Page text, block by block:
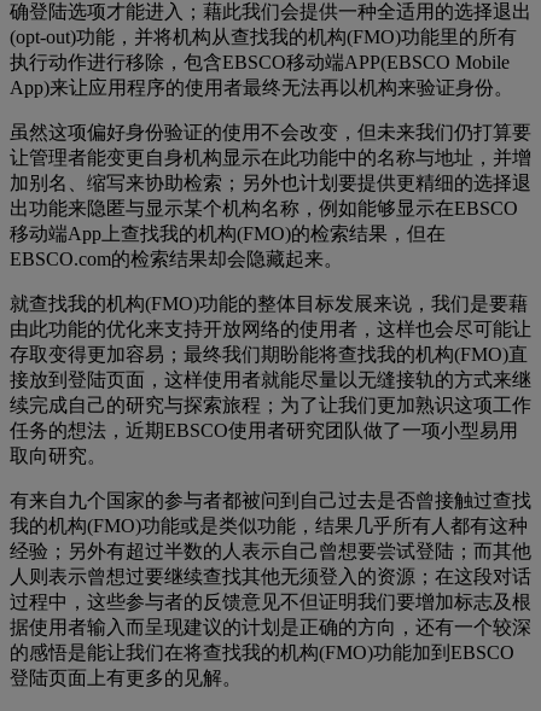
确登陆选项才能进入；藉此我们会提供一种全适用的选择退出
(opt-out)功能，并将机构从查找我的机构(FMO)功能里的所有
执行动作进行移除，包含EBSCO移动端APP(EBSCO Mobile
App)来让应用程序的使用者最终无法再以机构来验证身份。
虽然这项偏好身份验证的使用不会改变，但未来我们仍打算要
让管理者能变更自身机构显示在此功能中的名称与地址，并增
加别名、缩写来协助检索；另外也计划要提供更精细的选择退
出功能来隐匿与显示某个机构名称，例如能够显示在EBSCO
移动端App上查找我的机构(FMO)的检索结果，但在
EBSCO.com的检索结果却会隐藏起来。
就查找我的机构(FMO)功能的整体目标发展来说，我们是要藉
由此功能的优化来支持开放网络的使用者，这样也会尽可能让
存取变得更加容易；最终我们期盼能将查找我的机构(FMO)直
接放到登陆页面，这样使用者就能尽量以无缝接轨的方式来继
续完成自己的研究与探索旅程；为了让我们更加熟识这项工作
任务的想法，近期EBSCO使用者研究团队做了一项小型易用
取向研究。
有来自九个国家的参与者都被问到自己过去是否曾接触过查找
我的机构(FMO)功能或是类似功能，结果几乎所有人都有这种
经验；另外有超过半数的人表示自己曾想要尝试登陆；而其他
人则表示曾想过要继续查找其他无须登入的资源；在这段对话
过程中，这些参与者的反馈意见不但证明我们要增加标志及根
据使用者输入而呈现建议的计划是正确的方向，还有一个较深
的感悟是能让我们在将查找我的机构(FMO)功能加到EBSCO
登陆页面上有更多的见解。